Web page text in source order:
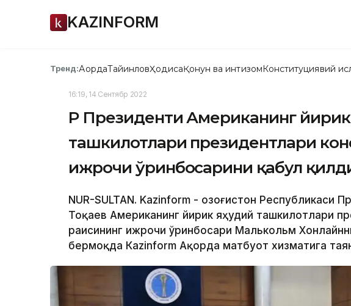
KAZINFORM
Тренд:АқордаТайинловҲодисаҚонун ва интизомКонституциявий
16:19, 14 Сентябр 2022
ҚР Президенти Американинг
ташкилотлари президентлари
ижрочи ўринбосарини қабул
NUR-SULTAN. Kazinform - Қозоғистон Республикаси
Тоқаев Американинг йирик яҳудий ташкилотлари
раисининг ижрочи ўринбосари Малькольм
бермоқда Кazinform Ақорда матбуот хизматига